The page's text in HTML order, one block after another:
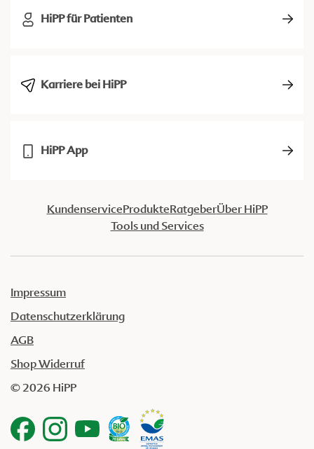
HiPP für Patienten
Karriere bei HiPP
HiPP App
KundenserviceProdukteRatgeberÜber HiPP
Tools und Services
Impressum
Datenschutzerklärung
AGB
Shop Widerruf
© 2026 HiPP